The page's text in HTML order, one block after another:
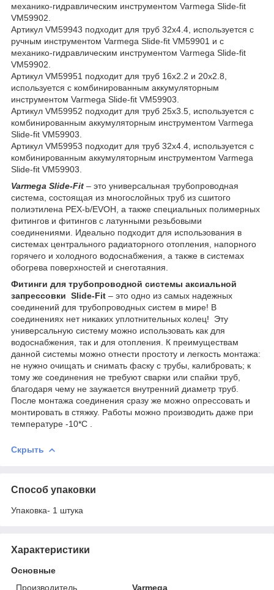
механико-гидравлическим инструментом Varmega Slide-fit
VM59902.
Артикул VM59943 подходит для труб 32x4.4, используется с
ручным инструментом Varmega Slide-fit VM59901 и с
механико-гидравлическим инструментом Varmega Slide-fit
VM59902.
Артикул VM59951 подходит для труб 16x2.2 и 20x2.8,
используется с комбинированным аккумуляторным
инструментом Varmega Slide-fit VM59903.
Артикул VM59952 подходит для труб 25x3.5, используется с
комбинированным аккумуляторным инструментом Varmega
Slide-fit VM59903.
Артикул VM59953 подходит для труб 32x4.4, используется с
комбинированным аккумуляторным инструментом Varmega
Slide-fit VM59903.
Varmega Slide-Fit – это универсальная трубопроводная
система, состоящая из многослойных труб из сшитого
полиэтилена PEX-b/EVOH, а также специальных полимерных
фитингов и фитингов с латунными резьбовыми
соединениями. Идеально подходит для использования в
системах центрального радиаторного отопления, напорного
горячего и холодного водоснабжения, а также в системах
обогрева поверхностей и снеготаяния.
Фитинги для трубопроводной системы аксиальной
запрессовки Slide-Fit – это одно из самых надежных
соединений для трубопроводных систем в мире! В
соединениях нет никаких уплотнительных колец! Эту
универсальную систему можно использовать как для
водоснабжения, так и для отопления. К преимуществам
данной системы можно отнести простоту и легкость монтажа:
не нужно очищать и снимать фаску с трубы, калибровать; к
тому же соединения не требуют сварки или спайки труб,
благодаря чему не заужается внутренний диаметр труб.
После монтажа соединения сразу же можно опрессовать и
монтировать в стяжку. Работы можно производить даже при
температуре -10*С .
Скрыть
Способ упаковки
Упаковка- 1 штука
Характеристики
Основные
Производитель
Varmega